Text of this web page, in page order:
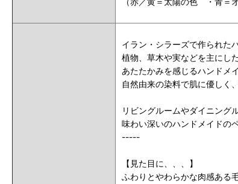
イラン・シラーズで作られた
植物、草木や実などを主にし
あたたかみを感じるハンドメ
自然由来の染料で肌に優しく
リビングルームやダイニング
味わい深いのハンドメイドの
-----
【見た目に、、、】
ふわりとやわらかな肉感ある